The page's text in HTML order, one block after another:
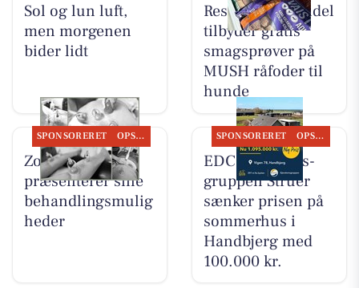
Sol og lun luft,
men morgenen
bider lidt
Resen Landhandel
tilbyder gratis
smagsprøver på
MUSH råfoder til
hunde
SPONSORERET OPSLAGSTAVLEN
Zones By Gitte
præsenterer sine
behandlingsmulig
heder
SPONSORERET OPSLAGSTAVLEN
EDC Ejen­doms­
grup­pen Struer
sænker prisen på
sommerhus i
Handbjerg med
100.000 kr.